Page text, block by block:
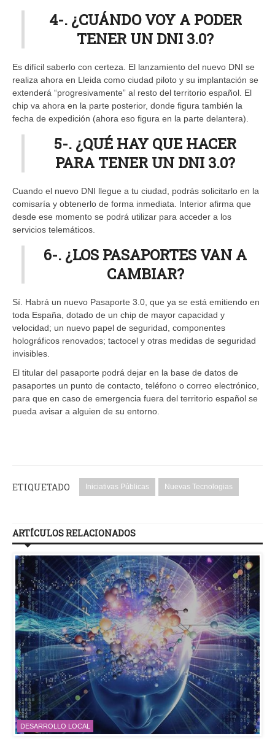
4-. ¿CUÁNDO VOY A PODER
TENER UN DNI 3.0?
Es difícil saberlo con certeza. El lanzamiento del nuevo DNI se
realiza ahora en Lleida como ciudad piloto y su implantación se
extenderá “progresivamente” al resto del territorio español. El
chip va ahora en la parte posterior, donde figura también la
fecha de expedición (ahora eso figura en la parte delantera).
5-. ¿QUÉ HAY QUE HACER
PARA TENER UN DNI 3.0?
Cuando el nuevo DNI llegue a tu ciudad, podrás solicitarlo en la
comisaría y obtenerlo de forma inmediata. Interior afirma que
desde ese momento se podrá utilizar para acceder a los
servicios telemáticos.
6-. ¿LOS PASAPORTES VAN A
CAMBIAR?
Sí. Habrá un nuevo Pasaporte 3.0, que ya se está emitiendo en
toda España, dotado de un chip de mayor capacidad y
velocidad; un nuevo papel de seguridad, componentes
holográficos renovados; tactocel y otras medidas de seguridad
invisibles.
El titular del pasaporte podrá dejar en la base de datos de
pasaportes un punto de contacto, teléfono o correo electrónico,
para que en caso de emergencia fuera del territorio español se
pueda avisar a alguien de su entorno.
ETIQUETADO Iniciativas Públicas Nuevas Tecnologias
ARTÍCULOS RELACIONADOS
DESARROLLO LOCAL